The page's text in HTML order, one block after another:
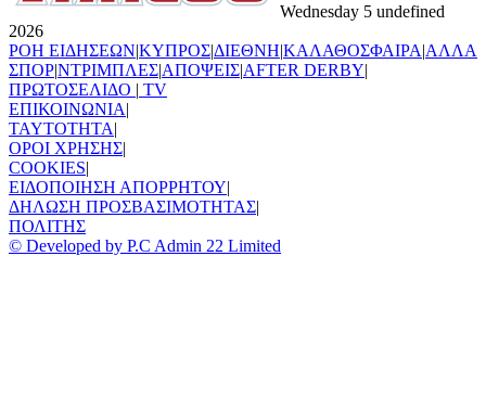
Wednesday 5 undefined
2026
ΡΟΗ ΕΙΔΗΣΕΩΝ|ΚΥΠΡΟΣ|ΔΙΕΘΝΗ|ΚΑΛΑΘΟΣΦΑΙΡΑ|ΑΛΛΑ
ΣΠΟΡ|ΝΤΡΙΜΠΛΕΣ|ΑΠΟΨΕΙΣ|AFTER DERBY|
ΠΡΩΤΟΣΕΛΙΔΟ | TV
ΕΠΙΚΟΙΝΩΝΙΑ|
TAYTOTHTA|
ΟΡΟΙ ΧΡΗΣΗΣ|
COOKIES|
ΕΙΔΟΠΟΙΗΣΗ ΑΠΟΡΡΗΤΟΥ|
ΔΗΛΩΣΗ ΠΡΟΣΒΑΣΙΜΟΤΗΤΑΣ|
ΠΟΛΙΤΗΣ
© Developed by P.C Admin 22 Limited